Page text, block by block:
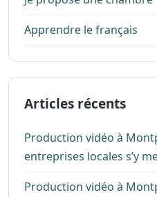
Apprendre le français
Articles récents
Production vidéo à
entreprises locales s’y
Production vidéo à